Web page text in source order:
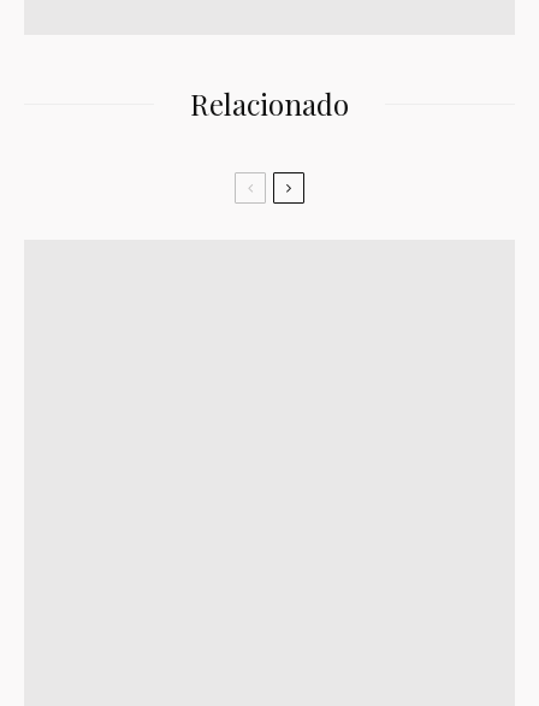
Relacionado